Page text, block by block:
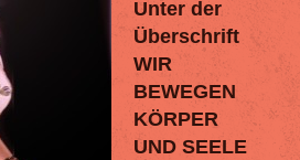
Unter der
Überschrift
WIR
BEWEGEN
KÖRPER
UND SEELE